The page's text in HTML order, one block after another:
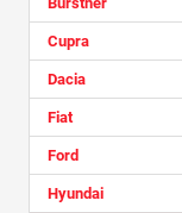
Cupra
Dacia
Fiat
Ford
Hyundai